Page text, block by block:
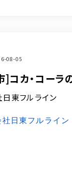
08-05
]コカ・コー
東フルライン